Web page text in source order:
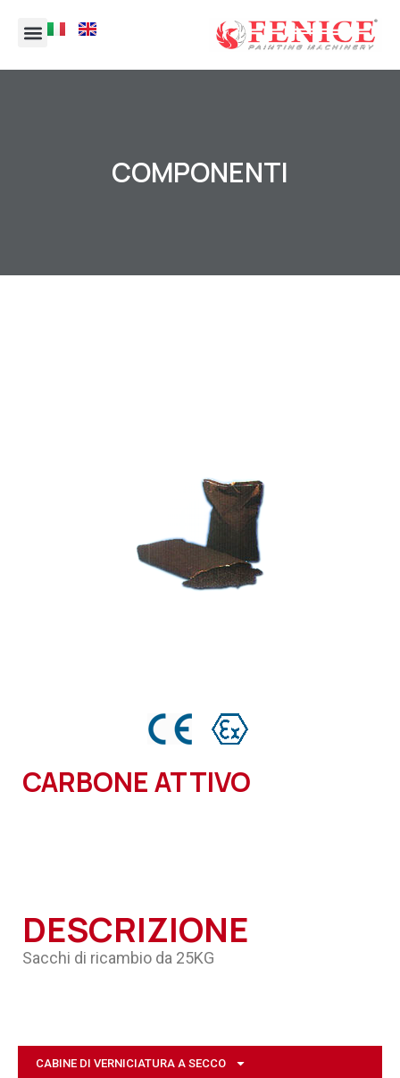
COMPONENTI
CARBONE ATTIVO
DESCRIZIONE
Sacchi di ricambio da 25KG
CABINE DI VERNICIATURA A SECCO